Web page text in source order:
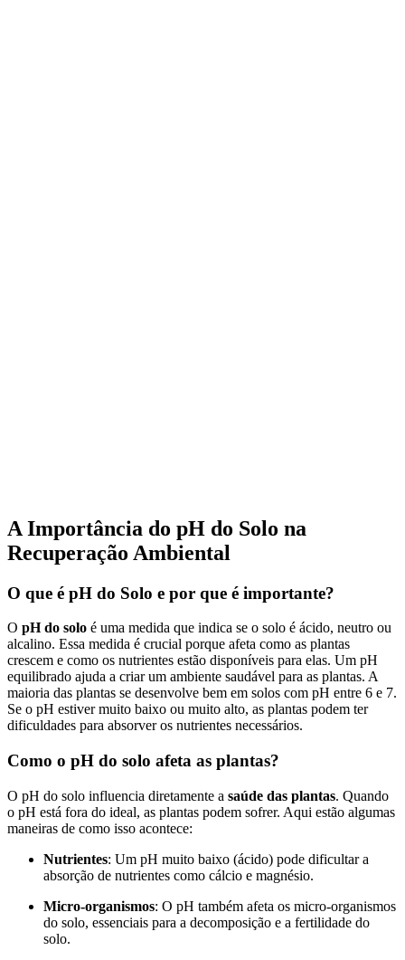
A Importância do pH do Solo na
Recuperação Ambiental
O que é pH do Solo e por que é importante?
O pH do solo é uma medida que indica se o solo é ácido, neutro ou
alcalino. Essa medida é crucial porque afeta como as plantas
crescem e como os nutrientes estão disponíveis para elas. Um pH
equilibrado ajuda a criar um ambiente saudável para as plantas. A
maioria das plantas se desenvolve bem em solos com pH entre 6 e 7.
Se o pH estiver muito baixo ou muito alto, as plantas podem ter
dificuldades para absorver os nutrientes necessários.
Como o pH do solo afeta as plantas?
O pH do solo influencia diretamente a saúde das plantas. Quando
o pH está fora do ideal, as plantas podem sofrer. Aqui estão algumas
maneiras de como isso acontece:
Nutrientes: Um pH muito baixo (ácido) pode dificultar a
absorção de nutrientes como cálcio e magnésio.
Micro-organismos: O pH também afeta os micro-organismos
do solo, essenciais para a decomposição e a fertilidade do
solo.